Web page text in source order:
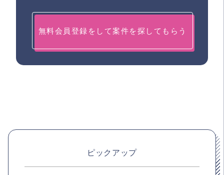
無料会員登録をして案件を探してもらう
ピックアップ